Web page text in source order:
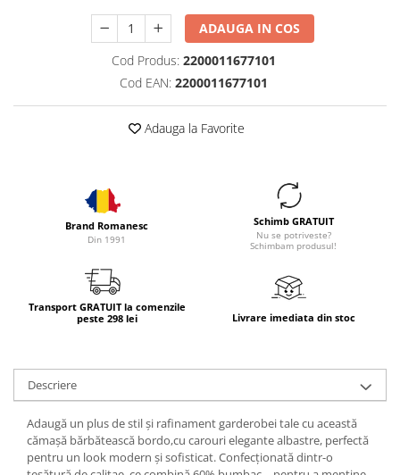
ADAUGA IN COS
Cod Produs: 2200011677101
Cod EAN: 2200011677101
Adauga la Favorite
Brand Romanesc
Din 1991
Schimb GRATUIT
Nu se potriveste?
Schimbam produsul!
Transport GRATUIT la comenzile
peste 298 lei
Livrare imediata din stoc
Descriere
Adaugă un plus de stil și rafinament garderobei tale cu această
cămașă bărbătească bordo,cu carouri elegante albastre, perfectă
pentru un look modern și sofisticat. Confecționată dintr-o